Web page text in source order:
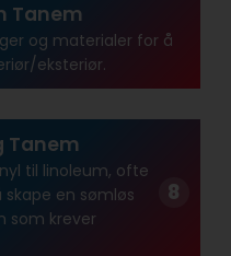
Tanem
og materialer for å
eksteriør.
Tanem
til linoleum, ofte
en sømløs
som krever